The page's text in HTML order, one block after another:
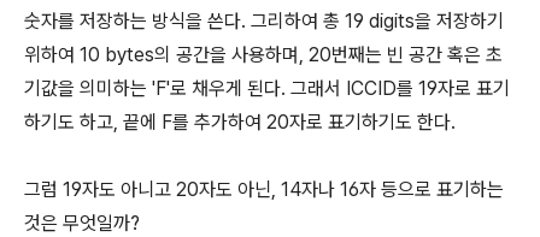
숫자를 저장하는 방식을 쓴다. 그리하여 총 19 digits을 저장하기
위하여 10 bytes의 공간을 사용하며, 20번째는 빈 공간 혹은 초
기값을 의미하는 'F'로 채우게 된다. 그래서 ICCID를 19자로 표기
하기도 하고, 끝에 F를 추가하여 20자로 표기하기도 한다.
그럼 19자도 아니고 20자도 아닌, 14자나 16자 등으로 표기하는
것은 무엇일까?